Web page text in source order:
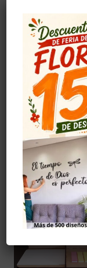
Producto
y 3mm de alta
Cuidados
Evitar golpes.
Limpiar con
Evitar la